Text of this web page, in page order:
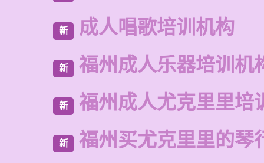
新 成人唱歌培训机构
新 福州成人乐器培训机
新 福州成人尤克里里培
新 福州买尤克里里的琴